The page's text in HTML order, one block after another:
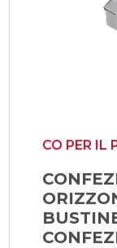
CO PER IL